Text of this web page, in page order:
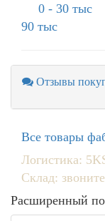
0 - 30 тыс
90 тыс
Отзывы
Все товары
Логистика:
Склад:
Расширенный